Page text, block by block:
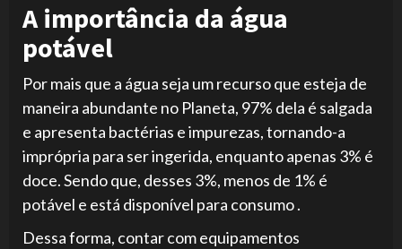
A importância da água
potável
Por mais que a água seja um recurso que esteja de
maneira abundante no Planeta, 97% dela é salgada
e apresenta bactérias e impurezas, tornando-a
imprópria para ser ingerida, enquanto apenas 3% é
doce. Sendo que, desses 3%, menos de 1% é
potável e está disponível para consumo .
Dessa forma, contar com equipamentos